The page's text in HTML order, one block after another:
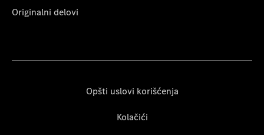
Originalni delovi
Opšti uslovi korišćenja
Kolačići